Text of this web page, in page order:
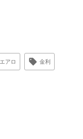
エアロ 金利